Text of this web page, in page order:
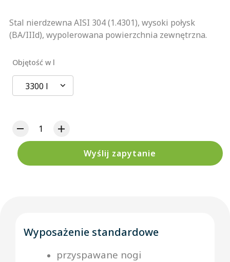
Stal nierdzewna AISI 304 (1.4301), wysoki połysk
(BA/IIId), wypolerowana powierzchnia zewnętrzna.
Objętość w l
3300 l
Wyślij zapytanie
Wyposażenie standardowe
przyspawane nogi